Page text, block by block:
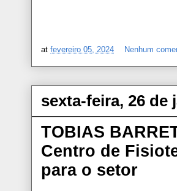
at fevereiro 05, 2024 Nenhum
sexta-feira, 26 de
TOBIAS
Centro de
para o setor